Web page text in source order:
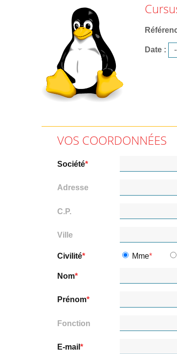
Date
VOS COORDONNÉES
Société
Adresse
C.P.
Ville
Civilité Mme
Nom
Prénom
Fonction
E-mail